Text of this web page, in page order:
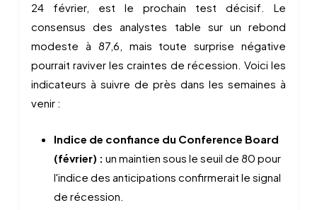
24 février, est le prochain test décisif. Le
consensus des analystes table sur un rebond
modeste à 87,6, mais toute surprise négative
pourrait raviver les craintes de récession. Voici les
indicateurs à suivre de près dans les semaines à
venir :
Indice de confiance du Conference Board
(février) : un maintien sous le seuil de 80 pour
l'indice des anticipations confirmerait le signal
de récession.